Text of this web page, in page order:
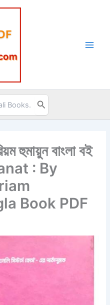
হুমায়ুন বাংলা বই
: By
Book PDF